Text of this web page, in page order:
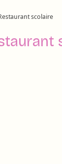
scolaire